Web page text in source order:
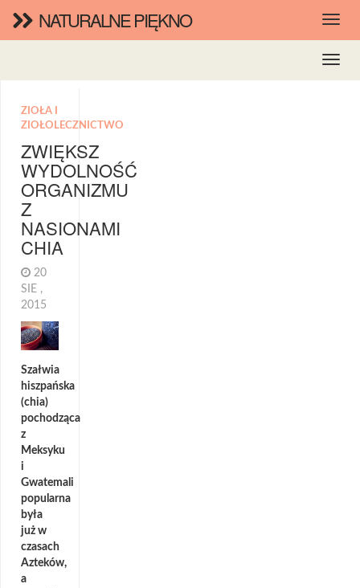
NATURALNE PIĘKNO
ZIOŁA I
ZIOŁOLECZNICTWO
ZWIĘKSZ
WYDOLNOŚĆ
ORGANIZMU
Z
NASIONAMI
CHIA
20
SIE ,
2015
Szałwia
hiszpańska
(chia)
pochodząca
z
Meksyku
i
Gwatemali
popularna
była
już w
czasach
Azteków,
a